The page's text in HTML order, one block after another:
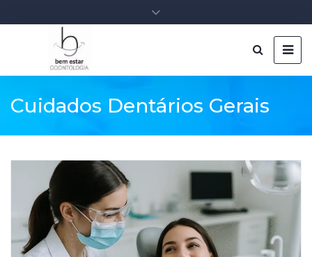
Cuidados Dentários Gerais